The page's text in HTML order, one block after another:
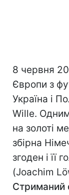
8 червня
Європи з
Україна і
Wille. Одним
на золоті
збірна
згоден і її
(Joachim
Стриманий